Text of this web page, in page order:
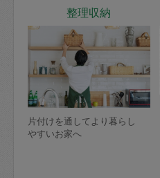
整理収納
片付けを通してより暮らし
やすいお家へ